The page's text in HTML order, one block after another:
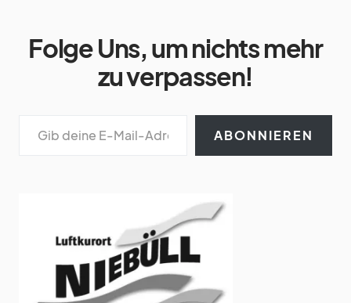
Folge Uns, um nichts mehr
zu verpassen!
ABONNIEREN